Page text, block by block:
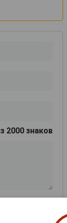
2000 знаков